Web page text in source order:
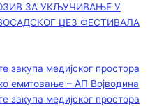
ЗА УКЉУЧИВАЊЕ У
ЏЕЗ ФЕСТИВАЛА
закупа медијског простора
емитовање – АП Војводинa
закупа медијског простора